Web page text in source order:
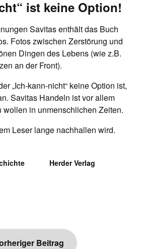
ist keine Option!
Savitas enthält das Buch
Fotos zwischen Zerstörung und
Dingen des Lebens (wie z.B.
an der Front).
„Ich-kann-nicht“ keine Option ist,
Savitas Handeln ist vor allem
wollen in unmenschlichen Zeiten.
Leser lange nachhallen wird.
Herder Verlag
Beitrag